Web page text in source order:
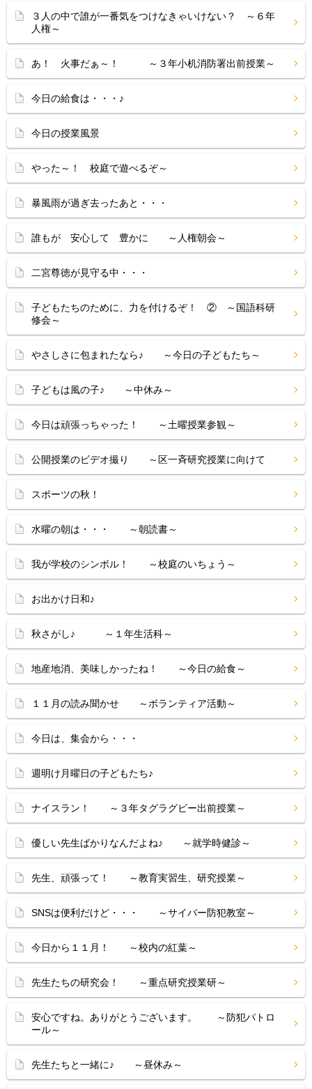
３人の中で誰が一番気をつけなきゃいけない？ ～６年
人権～
あ！ 火事だぁ～！ ～３年小机消防署出前授業～
今日の給食は・・・♪
今日の授業風景
やった～！ 校庭で遊べるぞ～
暴風雨が過ぎ去ったあと・・・
誰もが 安心して 豊かに ～人権朝会～
二宮尊徳が見守る中・・・
子どもたちのために、力を付けるぞ！ ② ～国語科研
修会～
やさしさに包まれたなら♪ ～今日の子どもたち～
子どもは風の子♪ ～中休み～
今日は頑張っちゃった！ ～土曜授業参観～
公開授業のビデオ撮り ～区一斉研究授業に向けて
スポーツの秋！
水曜の朝は・・・ ～朝読書～
我が学校のシンボル！ ～校庭のいちょう～
お出かけ日和♪
秋さがし♪ ～１年生活科～
地産地消、美味しかったね！ ～今日の給食～
１１月の読み聞かせ ～ボランティア活動～
今日は、集会から・・・
週明け月曜日の子どもたち♪
ナイスラン！ ～３年タグラグビー出前授業～
優しい先生ばかりなんだよね♪ ～就学時健診～
先生、頑張って！ ～教育実習生、研究授業～
SNSは便利だけど・・・ ～サイバー防犯教室～
今日から１１月！ ～校内の紅葉～
先生たちの研究会！ ～重点研究授業研～
安心ですね。ありがとうございます。 ～防犯パトロ
ール～
先生たちと一緒に♪ ～昼休み～